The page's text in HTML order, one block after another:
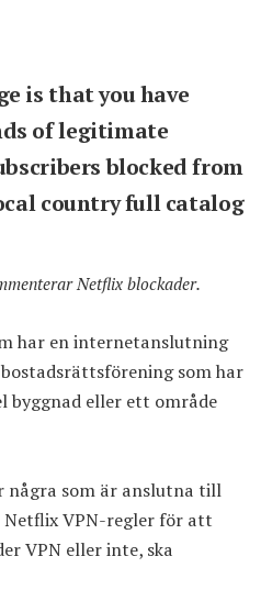
is that you have
of legitimate
blocked from
country full catalog
Netflix blockader.
har en internetanslutning
som har
byggnad eller ett område
några som är anslutna till
Netflix VPN-regler för att
VPN eller inte, ska